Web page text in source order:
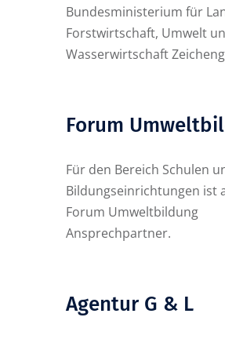
Bundesministerium für
Forstwirtschaft, Umwelt
Wasserwirtschaft
Forum
Für den Bereich Schulen
Bildungseinrichtungen ist
Forum Umweltbildung
Ansprechpartner.
Agentur G & L